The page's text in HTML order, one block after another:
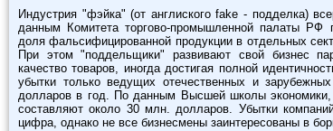
Индустрия "фэйка" (от англиского fake - подделка)
данным Комитета торгово-промышленной палаты РФ
доля фальсифицированной продукции в отдельных
При этом "поддельщики" развивают свой бизнес
качество товаров, иногда достигая полной
убытки только ведущих отечественных и
долларов в год. По данным Высшей школы экономики,
составляют около 30 млн. долларов. Убытки
цифра, однако не все бизнесмены заинтересованы в